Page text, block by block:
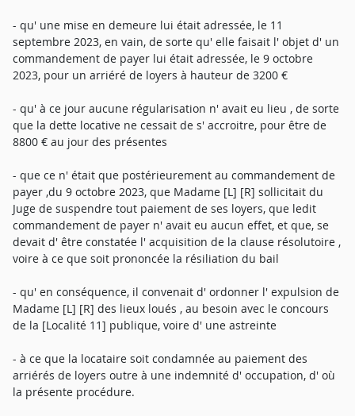
- qu' une mise en demeure lui était adressée, le 11
septembre 2023, en vain, de sorte qu' elle faisait l' objet d' un
commandement de payer lui était adressée, le 9 octobre
2023, pour un arriéré de loyers à hauteur de 3200 €
- qu' à ce jour aucune régularisation n' avait eu lieu , de sorte
que la dette locative ne cessait de s' accroitre, pour être de
8800 € au jour des présentes
- que ce n' était que postérieurement au commandement de
payer ,du 9 octobre 2023, que Madame [L] [R] sollicitait du
Juge de suspendre tout paiement de ses loyers, que ledit
commandement de payer n' avait eu aucun effet, et que, se
devait d' être constatée l' acquisition de la clause résolutoire ,
voire à ce que soit prononcée la résiliation du bail
- qu' en conséquence, il convenait d' ordonner l' expulsion de
Madame [L] [R] des lieux loués , au besoin avec le concours
de la [Localité 11] publique, voire d' une astreinte
- à ce que la locataire soit condamnée au paiement des
arriérés de loyers outre à une indemnité d' occupation, d' où
la présente procédure.